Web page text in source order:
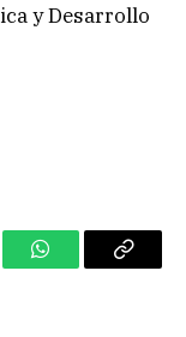
y Desarrollo
WhatsAppCopy